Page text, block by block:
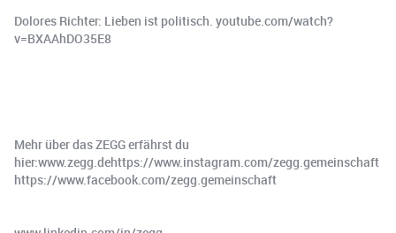
Dolores Richter: Lieben ist politisch. youtube.com/watch?
v=BXAAhDO35E8
Mehr über das ZEGG erfährst du
hier:www.zegg.dehttps://www.instagram.com/zegg.gemeinschaft
https://www.facebook.com/zegg.gemeinschaft